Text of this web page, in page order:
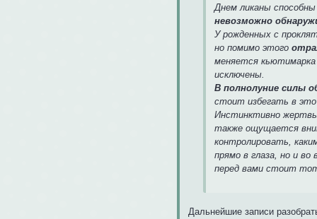
Днем ликаны
невозможно
У рожденных с
но помимо этого
меняется кьютимарка
исключены.
В полнолуние силы
стоит избегать в
Инстинктивно
также ощущается
контролировать,
прямо в глаза, но и
перед вами стоит
Дальнейшие записи